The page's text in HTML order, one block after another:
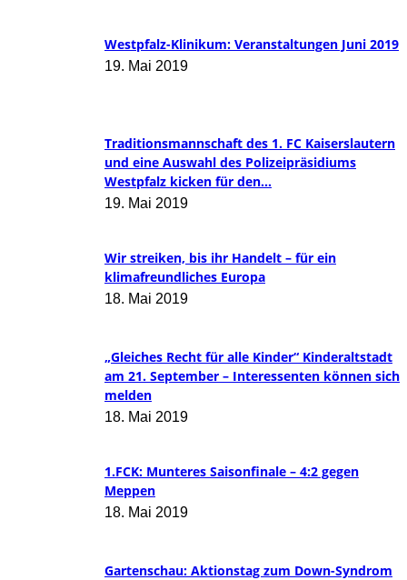
Westpfalz-Klinikum: Veranstaltungen Juni 2019
19. Mai 2019
Traditionsmannschaft des 1. FC Kaiserslautern
und eine Auswahl des Polizeipräsidiums
Westpfalz kicken für den...
19. Mai 2019
Wir streiken, bis ihr Handelt – für ein
klimafreundliches Europa
18. Mai 2019
„Gleiches Recht für alle Kinder“ Kinderaltstadt
am 21. September – Interessenten können sich
melden
18. Mai 2019
1.FCK: Munteres Saisonfinale – 4:2 gegen
Meppen
18. Mai 2019
Gartenschau: Aktionstag zum Down-Syndrom